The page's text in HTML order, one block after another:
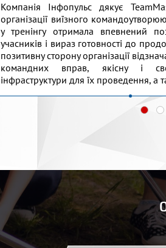
Компанія Інфопульс дякує
організації виїзного
у тренінгу отримала впевнений
учасників і вираз готовності до
позитивну сторону організації
командних вправ, якісну і
інфраструктури для їх проведення, а